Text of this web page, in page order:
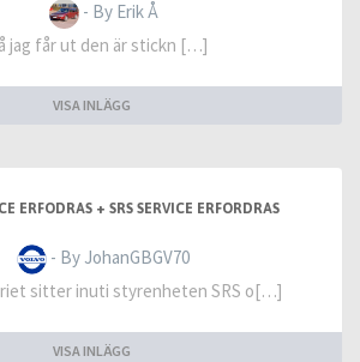
- By Erik Å
jag får ut den är stickn […]
VISA INLÄGG
ERFODRAS + SRS SERVICE ERFORDRAS
- By JohanGBGV70
sitter inuti styrenheten SRS o[…]
VISA INLÄGG